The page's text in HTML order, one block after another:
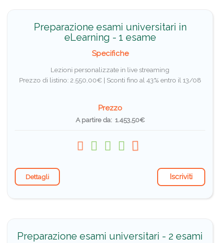
Preparazione esami universitari in
eLearning - 1 esame
Specifiche
Lezioni personalizzate in live streaming
Prezzo di listino: 2.550,00€ | Sconti fino al 43% entro il 13/08
Prezzo
A partire da: 1.453,50€
Dettagli Iscriviti
Preparazione esami universitari - 2 esami